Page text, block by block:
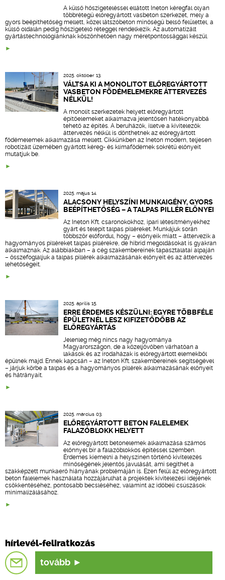
A külső hőszigeteléssel ellátott Ineton kéregfal olyan
többrétegű előregyártott vasbeton szerkezet, mely a
gyors beépíthetőség mellett, közel látszóbeton minőségű belső felülettel, a
külső oldalán pedig hőszigetelő réteggel rendelkezik. Az automatizált
gyártástechnológiánknak köszönhetően nagy méretpontossággal készül.
2025. október 13.
VÁLTSA KI A MONOLITOT ELŐREGYÁRTOTT
VASBETON FÖDÉMELEMEKRE ÁTTERVEZÉS
NÉLKÜL!
A monolit szerkezetek helyett előregyártott
építőelemeket alkalmazva jelentősen hatékonyabbá
tehető az építés. A beruházók, illetve a kivitelezők
áttervezés nélkül is dönthetnek az előregyártott
födémelemek alkalmazása mellett. Cikkünkben az Ineton modern, teljesen
robotizált üzemében gyártott kéreg- és klímafödémek sokrétű előnyeit
mutatjuk be.
2025. május 14.
ALACSONY HELYSZÍNI MUNKAIGÉNY, GYORS
BEÉPÍTHETŐSÉG – A TALPAS PILLÉR ELŐNYEI
Az Ineton Kft. csaronokokhoz, ipari létesítményekhez
gyárt és telepít talpas pilléreket. Munkájuk során
többször előfordul, hogy – előnyeik miatt – áttervezik a
hagyományos pilléreket talpas pillérekre, de hibrid megoldásokat is gyakran
alkalmaznak. Az alábbiakban – a cég szakembereinek tapasztalatai alpaján
– összefoglaljuk a talpas pillérek alkalmazásának előnyeit és az áttervezés
lehetőségeit.
2025. április 15.
ERRE ÉRDEMES KÉSZÜLNI: EGYRE TÖBBFÉLE
ÉPÜLETNÉL LESZ KIFIZETŐDŐBB AZ
ELŐREGYÁRTÁS
Jelenleg még nincs nagy hagyománya
Magyarországon, de a közeljövőben várhatóan a
lakások és az irodaházak is előregyártott elemekből
épülnek majd. Ennek kapcsán – az Ineton Kft. szakembereinek segítségével
– járjuk körbe a talpas és a hagyományos pillérek alkalmazásának előnyeit
és hátrányait.
2025. március 03.
ELŐREGYÁRTOTT BETON FALELEMEK
FALAZÓBLOKK HELYETT
Az előregyártott betonelemek alkalmazása számos
előnnyel bír a falazóblokkos építéssel szemben.
Érdemes kiemelni a helyszínen történő kivitelezés
minőségének jelentős javulását, ami segíthet a
szakképzett munkaerő hiányának problémáján is. Ezen felül az előregyártott
beton falelemek használata hozzájárulhat a projektek kivitelezési idejének
csökkentéséhez, pontosabb becsléséhez, valamint az időbeli csúszások
minimalizálásához.
hírlevél-feliratkozás
tovább